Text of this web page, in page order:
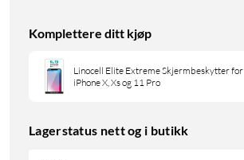
Komplettere ditt kjøp
Linocell Elite Extreme Skjermbeskytter for
iPhone X, Xs og 11 Pro
Lagerstatus nett og i butikk